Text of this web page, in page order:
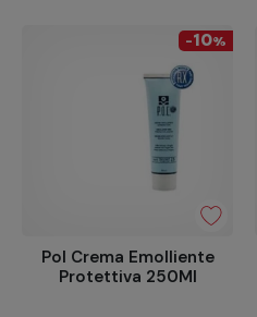
-10%
Pol Crema Emolliente
Protettiva 250Ml